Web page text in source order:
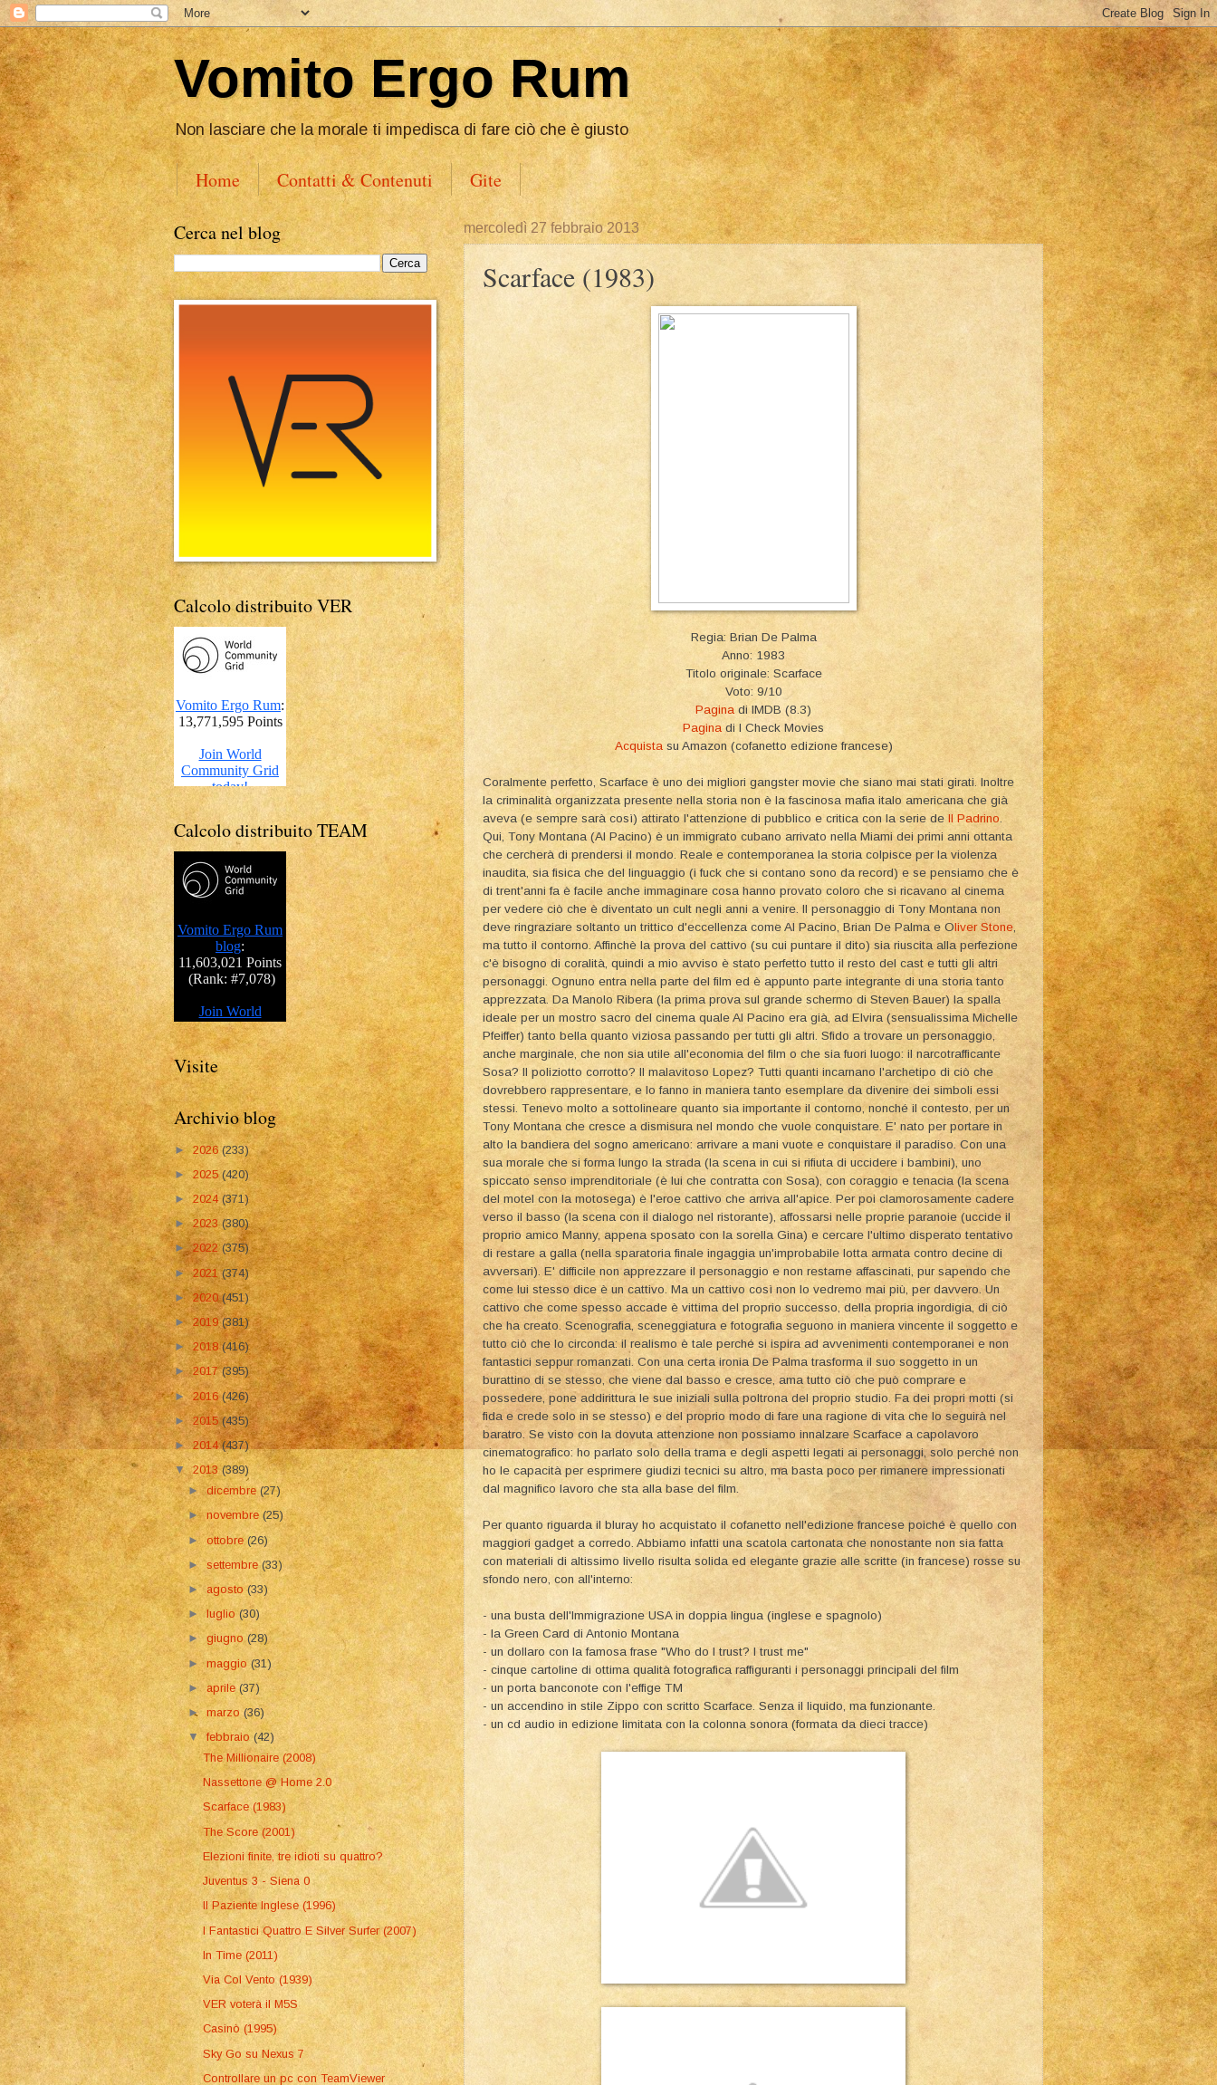
Vomito Ergo Rum
Non lasciare che la morale ti impedisca di fare ciò che è giusto
Home Contatti & Contenuti Gite
mercoledì 27 febbraio 2013
Scarface (1983)
Regia: Brian De Palma
Anno: 1983
Titolo originale: Scarface
Voto: 9/10
Pagina di IMDB (8.3)
Pagina di I Check Movies
Acquista su Amazon (cofanetto edizione francese)
Coralmente perfetto, Scarface è uno dei migliori gangster movie che siano mai stati girati. Inoltre
la criminalità organizzata presente nella storia non è la fascinosa mafia italo americana che già
aveva (e sempre sarà così) attirato l'attenzione di pubblico e critica con la serie de Il Padrino
Qui, Tony Montana (Al Pacino) è un immigrato cubano arrivato nella Miami dei primi anni ottanta
che cercherà di prendersi il mondo. Reale e contemporanea la storia colpisce per la violenza
inaudita, sia fisica che del linguaggio (i fuck che si contano sono da record) e se pensiamo che è
di trent'anni fa è facile anche immaginare cosa hanno provato coloro che si ricavano al cinema
per vedere ciò che è diventato un cult negli anni a venire. Il personaggio di Tony Montana non
deve ringraziare soltanto un trittico d'eccellenza come Al Pacino, Brian De Palma e Oliver Stone
ma tutto il contorno. Affinchè la prova del cattivo (su cui puntare il dito) sia riuscita alla perfezione
c'è bisogno di coralità, quindi a mio avviso è stato perfetto tutto il resto del cast e tutti gli altri
personaggi. Ognuno entra nella parte del film ed è appunto parte integrante di una storia tanto
apprezzata. Da Manolo Ribera (la prima prova sul grande schermo di Steven Bauer) la spalla
ideale per un mostro sacro del cinema quale Al Pacino era già, ad Elvira (sensualissima Michelle
Pfeiffer) tanto bella quanto viziosa passando per tutti gli altri. Sfido a trovare un personaggio,
anche marginale, che non sia utile all'economia del film o che sia fuori luogo: il narcotrafficante
Sosa? Il poliziotto corrotto? Il malavitoso Lopez? Tutti quanti incarnano l'archetipo di ciò che
dovrebbero rappresentare, e lo fanno in maniera tanto esemplare da divenire dei simboli essi
stessi. Tenevo molto a sottolineare quanto sia importante il contorno, nonché il contesto, per un
Tony Montana che cresce a dismisura nel mondo che vuole conquistare. E' nato per portare in
alto la bandiera del sogno americano: arrivare a mani vuote e conquistare il paradiso. Con una
sua morale che si forma lungo la strada (la scena in cui si rifiuta di uccidere i bambini), uno
spiccato senso imprenditoriale (è lui che contratta con Sosa), con coraggio e tenacia (la scena
del motel con la motosega) è l'eroe cattivo che arriva all'apice. Per poi clamorosamente cadere
verso il basso (la scena con il dialogo nel ristorante), affossarsi nelle proprie paranoie (uccide il
proprio amico Manny, appena sposato con la sorella Gina) e cercare l'ultimo disperato tentativo
di restare a galla (nella sparatoria finale ingaggia un'improbabile lotta armata contro decine di
avversari). E' difficile non apprezzare il personaggio e non restarne affascinati, pur sapendo che
come lui stesso dice è un cattivo. Ma un cattivo così non lo vedremo mai più, per davvero. Un
cattivo che come spesso accade è vittima del proprio successo, della propria ingordigia, di ciò
che ha creato. Scenografia, sceneggiatura e fotografia seguono in maniera vincente il soggetto e
tutto ciò che lo circonda: il realismo è tale perché si ispira ad avvenimenti contemporanei e non
fantastici seppur romanzati. Con una certa ironia De Palma trasforma il suo soggetto in un
burattino di se stesso, che viene dal basso e cresce, ama tutto ciò che può comprare e
possedere, pone addirittura le sue iniziali sulla poltrona del proprio studio. Fa dei propri motti (si
fida e crede solo in se stesso) e del proprio modo di fare una ragione di vita che lo seguirà nel
baratro. Se visto con la dovuta attenzione non possiamo innalzare Scarface a capolavoro
cinematografico: ho parlato solo della trama e degli aspetti legati ai personaggi, solo perché non
ho le capacità per esprimere giudizi tecnici su altro, ma basta poco per rimanere impressionati
dal magnifico lavoro che sta alla base del film.
Per quanto riguarda il bluray ho acquistato il cofanetto nell'edizione francese poiché è quello con
maggiori gadget a corredo. Abbiamo infatti una scatola cartonata che nonostante non sia fatta
con materiali di altissimo livello risulta solida ed elegante grazie alle scritte (in francese) rosse su
sfondo nero, con all'interno:
- una busta dell'Immigrazione USA in doppia lingua (inglese e spagnolo)
- la Green Card di Antonio Montana
- un dollaro con la famosa frase "Who do I trust? I trust me"
- cinque cartoline di ottima qualità fotografica raffiguranti i personaggi principali del film
- un porta banconote con l'effige TM
- un accendino in stile Zippo con scritto Scarface. Senza il liquido, ma funzionante.
- un cd audio in edizione limitata con la colonna sonora (formata da dieci tracce)
Cerca nel blog
Calcolo distribuito VER
Calcolo distribuito TEAM
Visite
Archivio blog
► 2026(233)
►2025(420)
►2024 (371)
►2023(380)
►2022 (375)
►2021(374)
►2020(451)
►2019(381)
►2018(416)
►2017(395)
►2016(426)
►2015(435)
►2014(437)
▼2013(389)
►dicembre(27)
►novembre(25)
►ottobre(26)
►settembre(33)
► agosto(33)
►luglio(30)
►giugno(28)
►maggio(31)
►aprile(37)
►marzo(36)
▼febbraio(42)
The Millionaire (2008)
Nassettone @ Home 2.0
Scarface (1983)
The Score (2001)
Elezioni finite, tre idioti su quattro?
Juventus 3 - Siena 0
Il Paziente Inglese (1996)
I Fantastici Quattro E Silver Surfer (2007)
In Time (2011)
Via Col Vento (1939)
VER voterà il M5S
Casinò (1995)
Sky Go su Nexus 7
Controllare un pc con TeamViewer